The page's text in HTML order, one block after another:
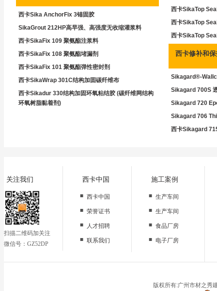
西卡Sika AnchorFix 3锚固胶
SikaGrout 212HP高早强、高强度无收缩灌浆料
西卡SikaFix 109 聚氨酯注浆料
西卡SikaFix 108 聚氨酯堵漏剂
西卡SikaFix 101 聚氨酯弹性密封剂
西卡SikaWrap 301C结构加固碳纤维布
西卡Sikadur 330结构加固环氧粘结胶 (碳纤维网结构
环氧树脂黏着剂)
西卡SikaTop
西卡SikaTop
西卡SikaTop
西卡修补和
Sikagard®-
Sikagard 700S
Sikagard 720
Sikagard 706
西卡Sikagard
关注我们
扫描二维码加关注
微信号：GZ52DP
西卡中国
■ 西卡中国
■ 荣誉证书
■
人才招聘
■ 联系我们
施工案例
■ 生产车间
■ 生产车间
■ 食品厂房
■ 电子厂房
停车场
版权所有:广州市材之